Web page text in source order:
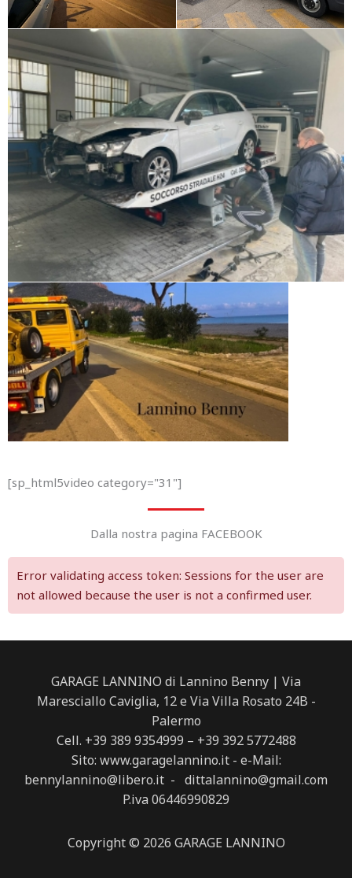
[sp_html5video category="31"]
Dalla nostra pagina FACEBOOK
Error validating access token: Sessions for the user are
not allowed because the user is not a confirmed user.
GARAGE LANNINO di Lannino Benny | Via
Maresciallo Caviglia, 12 e Via Villa Rosato 24B -
Palermo
Cell. +39 389 9354999 – +39 392 5772488
Sito: www.garagelannino.it - e-Mail:
bennylannino@libero.it - dittalannino@gmail.com
P.iva 06446990829
Copyright © 2026 GARAGE LANNINO